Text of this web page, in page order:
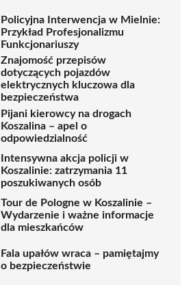
Policyjna Interwencja w Mielnie:
Przykład Profesjonalizmu
Funkcjonariuszy
Znajomość przepisów
dotyczących pojazdów
elektrycznych kluczowa dla
bezpieczeństwa
Pijani kierowcy na drogach
Koszalina – apel o
odpowiedzialność
Intensywna akcja policji w
Koszalinie: zatrzymania 11
poszukiwanych osób
Tour de Pologne w Koszalinie –
Wydarzenie i ważne informacje
dla mieszkańców
Fala upałów wraca – pamiętajmy
o bezpieczeństwie